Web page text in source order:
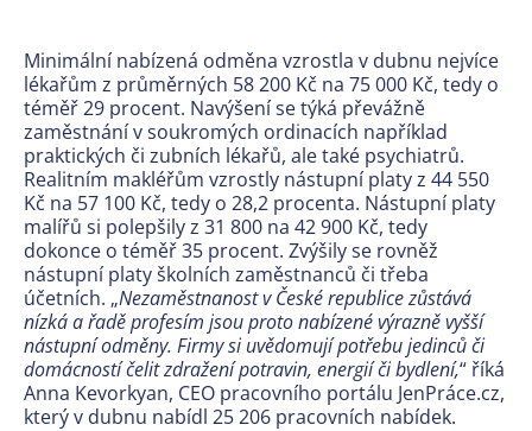
Minimální nabízená odměna vzrostla v dubnu nejvíce
lékařům z průměrných 58 200 Kč na 75 000 Kč, tedy o
téměř 29 procent. Navýšení se týká převážně
zaměstnání v soukromých ordinacích například
praktických či zubních lékařů, ale také psychiatrů.
Realitním makléřům vzrostly nástupní platy z 44 550
Kč na 57 100 Kč, tedy o 28,2 procenta. Nástupní platy
malířů si polepšily z 31 800 na 42 900 Kč, tedy
dokonce o téměř 35 procent. Zvýšily se rovněž
nástupní platy školních zaměstnanců či třeba
účetních. „Nezaměstnanost v České republice zůstává
nízká a řadě profesím jsou proto nabízené výrazně vyšší
nástupní odměny. Firmy si uvědomují potřebu jedinců či
domácností čelit zdražení potravin, energií či bydlení,“ říká
Anna Kevorkyan, CEO pracovního portálu JenPráce.cz,
který v dubnu nabídl 25 206 pracovních nabídek.